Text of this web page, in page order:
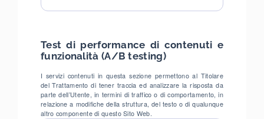
trattati:
Test di performance di contenuti e
funzionalità (A/B testing)
I servizi contenuti in questa sezione permettono al Titolare
del Trattamento di tener traccia ed analizzare la risposta da
parte dell’Utente, in termini di traffico o di comportamento, in
relazione a modifiche della struttura, del testo o di qualunque
altro componente di questo Sito Web.